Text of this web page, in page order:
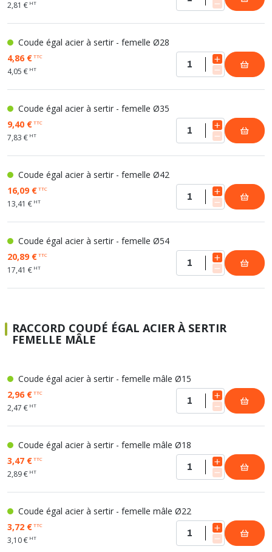
2,81 € HT
Coude égal acier à sertir - femelle Ø28
4,86 €TTC
4,05 € HT
Coude égal acier à sertir - femelle Ø35
9,40 €TTC
7,83 € HT
Coude égal acier à sertir - femelle Ø42
16,09 €TTC
13,41 € HT
Coude égal acier à sertir - femelle Ø54
20,89 €TTC
17,41 € HT
RACCORD COUDÉ ÉGAL ACIER À SERTIR
FEMELLE MÂLE
Coude égal acier à sertir - femelle mâle Ø15
2,96 €TTC
2,47 € HT
Coude égal acier à sertir - femelle mâle Ø18
3,47 €TTC
2,89 € HT
Coude égal acier à sertir - femelle mâle Ø22
3,72 €TTC
3,10 € HT